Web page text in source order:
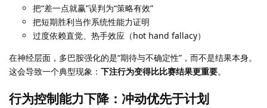
把“差一点就赢”误判为“策略有效”
把短期胜利当作系统性能力证明
过度依赖直觉、热手效应（hot hand fallacy）
在神经层面，多巴胺强化的是“期待与不确定性”，而不是结果本身。
这会导致一个典型现象： 下注行为变得比比赛结果更重要。
行为控制能力下降：冲动优先于计划